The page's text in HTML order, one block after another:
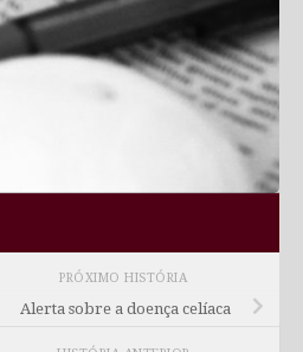
PRÓXIMO HISTÓRIA
Alerta sobre a doença celíaca